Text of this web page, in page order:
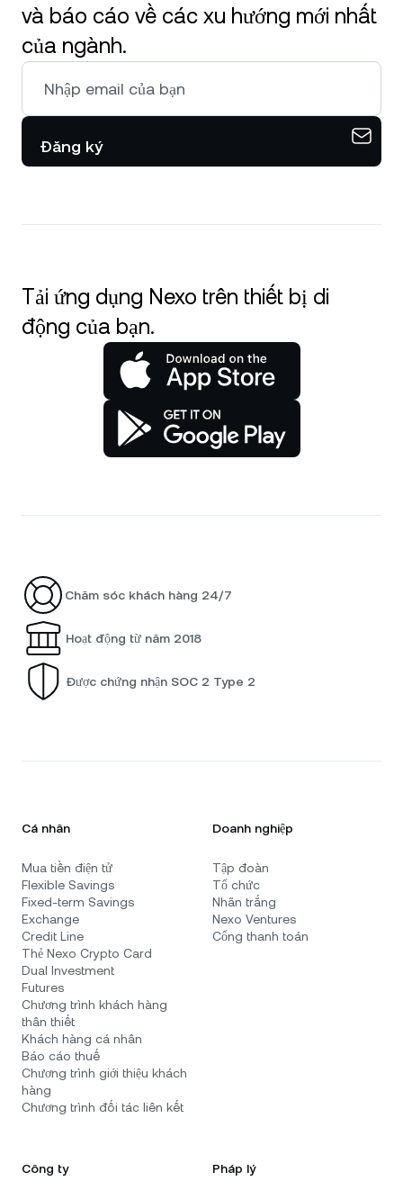
và báo cáo về các xu hướng mới nhất
của ngành.
Đăng ký
Tải ứng dụng Nexo trên thiết bị di
động của bạn.
Chăm sóc khách hàng 24/7
Hoạt động từ năm 2018
Được chứng nhận SOC 2 Type 2
Cá nhân
Mua tiền điện tử
Flexible Savings
Fixed-term Savings
Exchange
Credit Line
Thẻ Nexo Crypto Card
Dual Investment
Futures
Chương trình khách hàng
thân thiết
Khách hàng cá nhân
Báo cáo thuế
Chương trình giới thiệu khách
hàng
Chương trình đối tác liên kết
Doanh nghiệp
Tập đoàn
Tổ chức
Nhãn trắng
Nexo Ventures
Cổng thanh toán
Công ty Pháp lý